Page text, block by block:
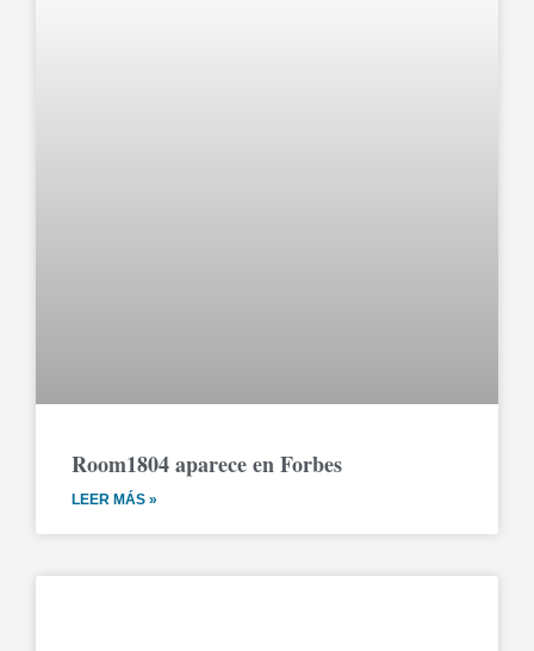
Room1804 aparece en Forbes
LEER MÁS »